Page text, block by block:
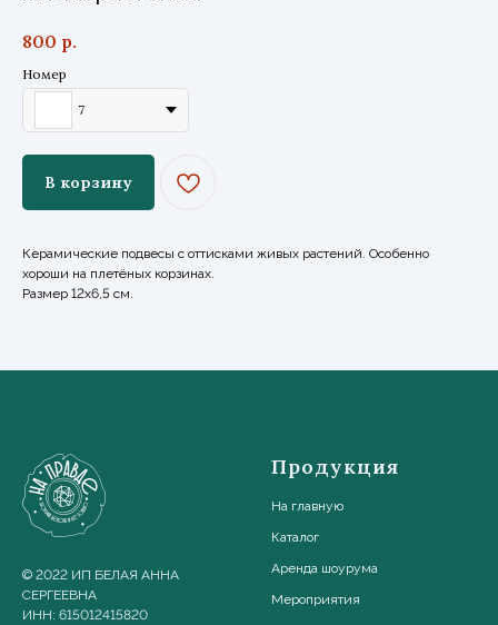
800 р.
Номер
7
В корзину
Керамические подвесы с оттисками живых растений. Особенно
хороши на плетёных корзинах.
Размер 12х6,5 см.
© 2022 ИП БЕЛАЯ АННА
СЕРГЕЕВНА
ИНН: 615012415820
Продукция
На главную
Каталог
Аренда шоурума
Мероприятия